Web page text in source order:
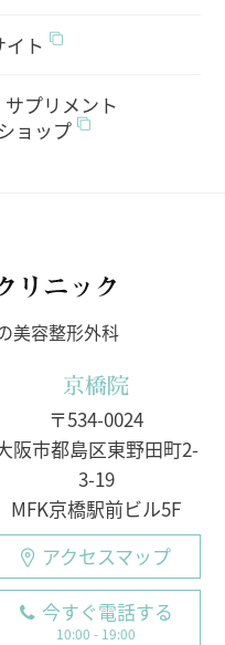
イト
サプリメント
ョップ
美容整形外科
京橋院
〒534-0024
阪市都島区東野田町2-
3-19
MFK京橋駅前ビル5F
アクセスマップ
今すぐ電話する
10:00 - 19:00